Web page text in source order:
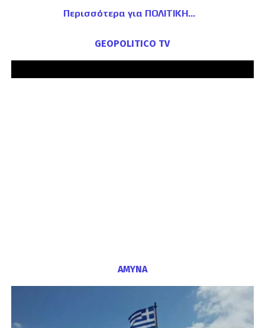
Περισσότερα για ΠΟΛΙΤΙΚΗ
GEOPOLITICO TV
ΑΜΥΝΑ